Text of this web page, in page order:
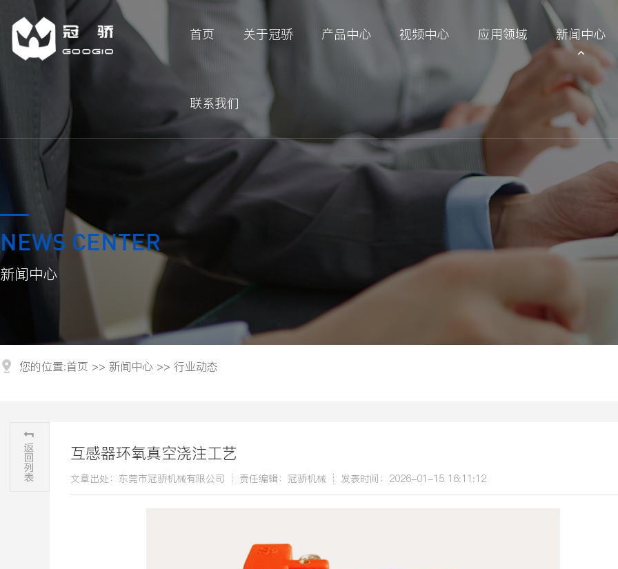
首页 关于冠骄 产品中心 视频中心 应用领域 新闻中心
联系我们
NEWS CENTER
新闻中心
您的位置:首页 >> 新闻中心 >> 行业动态
互感器环氧真空浇注工艺
文章出处：东莞市冠骄机械有限公司 责任编辑：冠骄机械 发表时间：2026-01-15 16:11:12